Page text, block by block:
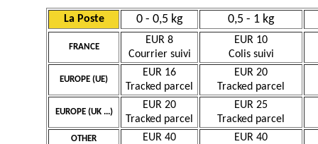
La Poste 0 - 0,5 kg 0,5 - 1 kg
FRANCE
EUR 8
Courrier suivi
EUR 10
Colis suivi
EUROPE (UE)
EUR 16
Tracked parcel
EUR 20
Tracked parcel
EUROPE (UK ...)
EUR 20
Tracked parcel
EUR 25
Tracked parcel
OTHER
EUR 40
EUR 40